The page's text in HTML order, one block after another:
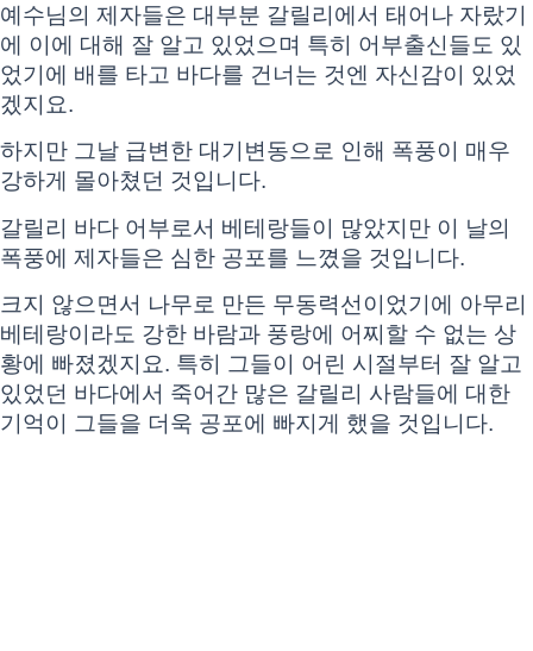
예수님의 제자들은 대부분 갈릴리에서 태어나 자랐기
에 이에 대해 잘 알고 있었으며 특히 어부출신들도 있
었기에 배를 타고 바다를 건너는 것엔 자신감이 있었
겠지요.
하지만 그날 급변한 대기변동으로 인해 폭풍이 매우
강하게 몰아쳤던 것입니다.
갈릴리 바다 어부로서 베테랑들이 많았지만 이 날의
폭풍에 제자들은 심한 공포를 느꼈을 것입니다.
크지 않으면서 나무로 만든 무동력선이었기에 아무리
베테랑이라도 강한 바람과 풍랑에 어찌할 수 없는 상
황에 빠졌겠지요. 특히 그들이 어린 시절부터 잘 알고
있었던 바다에서 죽어간 많은 갈릴리 사람들에 대한
기억이 그들을 더욱 공포에 빠지게 했을 것입니다.